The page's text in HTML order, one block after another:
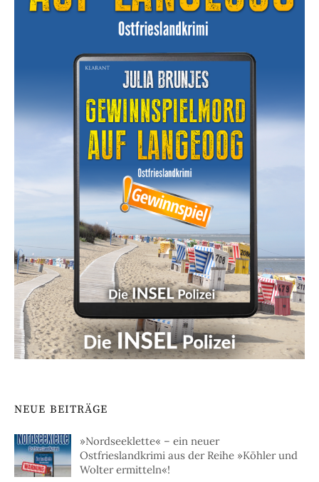
NEUE BEITRÄGE
»Nordseeklette« – ein neuer
Ostfrieslandkrimi aus der Reihe »Köhler und
Wolter ermitteln«!